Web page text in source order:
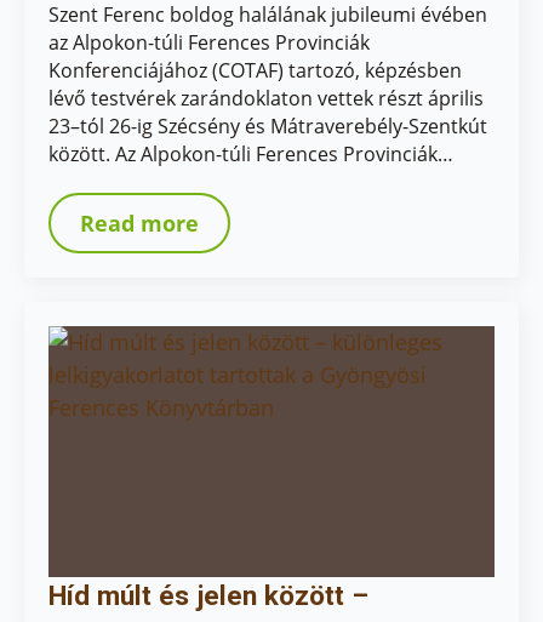
Szent Ferenc boldog halálának jubileumi évében
az Alpokon-túli Ferences Provinciák
Konferenciájához (COTAF) tartozó, képzésben
lévő testvérek zarándoklaton vettek részt április
23–tól 26-ig Szécsény és Mátraverebély-Szentkút
között. Az Alpokon-túli Ferences Provinciák…
Read more
Híd múlt és jelen között –